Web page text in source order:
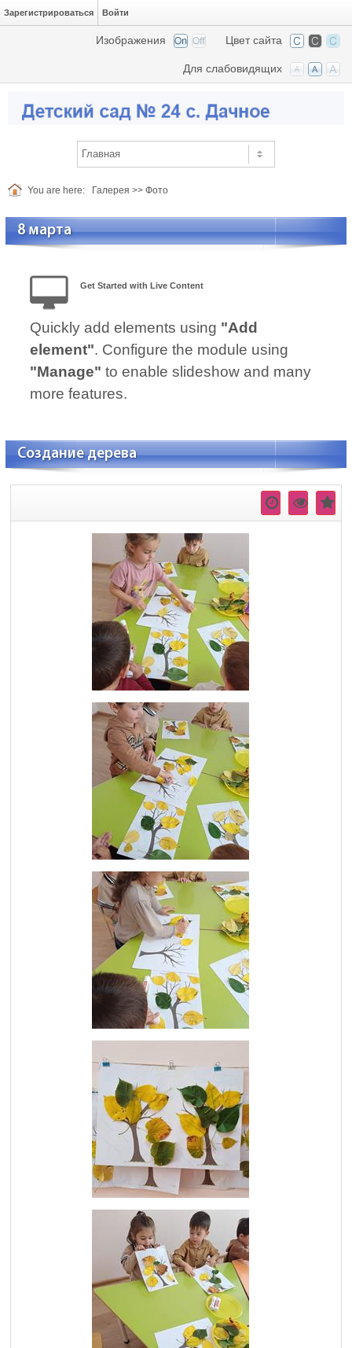
Зарегистрироваться Войти
Цвет сайта
Изображения
Для слабовидящих
You are here: Галерея >> Фото
8 марта
Get Started with Live Content
Quickly add elements using "Add
element". Configure the module using
"Manage" to enable slideshow and many
more features.
Создание дерева